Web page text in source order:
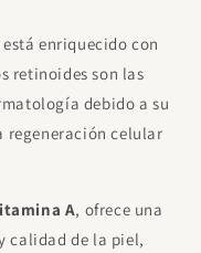
con
está enriquecido con
retinoides son las
debido a su
regeneración celular
A, ofrece una
calidad de la piel,